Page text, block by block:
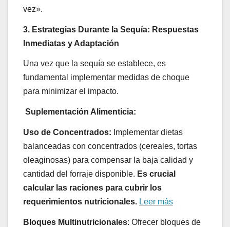
vez».
3. Estrategias Durante la Sequía: Respuestas
Inmediatas y Adaptación
Una vez que la sequía se establece, es
fundamental implementar medidas de choque
para minimizar el impacto.
Suplementación Alimenticia:
Uso de Concentrados: Implementar dietas
balanceadas con concentrados (cereales, tortas
oleaginosas) para compensar la baja calidad y
cantidad del forraje disponible. Es crucial
calcular las raciones para cubrir los
requerimientos nutricionales. Leer más
Bloques Multinutricionales: Ofrecer bloques de